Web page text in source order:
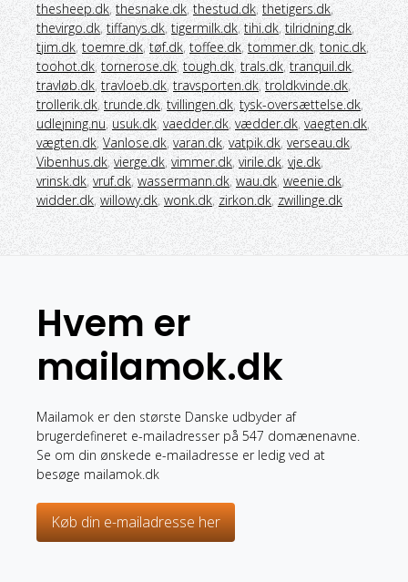
thesheep.dk, thesnake.dk, thestud.dk, thetigers.dk,
thevirgo.dk, tiffanys.dk, tigermilk.dk, tihi.dk, tilridning.dk,
tjim.dk, toemre.dk, tøf.dk, toffee.dk, tommer.dk, tonic.dk,
toohot.dk, tornerose.dk, tough.dk, trals.dk, tranquil.dk,
travløb.dk, travloeb.dk, travsporten.dk, troldkvinde.dk,
trollerik.dk, trunde.dk, tvillingen.dk, tysk-oversættelse.dk,
udlejning.nu, usuk.dk, vaedder.dk, vædder.dk, vaegten.dk,
vægten.dk, Vanlose.dk, varan.dk, vatpik.dk, verseau.dk,
Vibenhus.dk, vierge.dk, vimmer.dk, virile.dk, vje.dk,
vrinsk.dk, vruf.dk, wassermann.dk, wau.dk, weenie.dk,
widder.dk, willowy.dk, wonk.dk, zirkon.dk, zwillinge.dk
Hvem er
mailamok.dk
Mailamok er den største Danske udbyder af
brugerdefineret e-mailadresser på 547 domænenavne.
Se om din ønskede e-mailadresse er ledig ved at
besøge mailamok.dk
Køb din e-mailadresse her